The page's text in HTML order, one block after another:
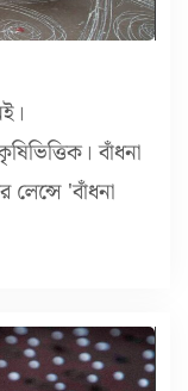
বাঁধনা
'বাঁধনা